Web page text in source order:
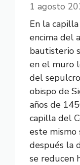
1 agosto
En la
encima del
bautisterio
en el muro
del
obispo de
años de
capilla del
este mismo
después la
se reducen